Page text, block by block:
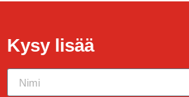
Kysy lisää